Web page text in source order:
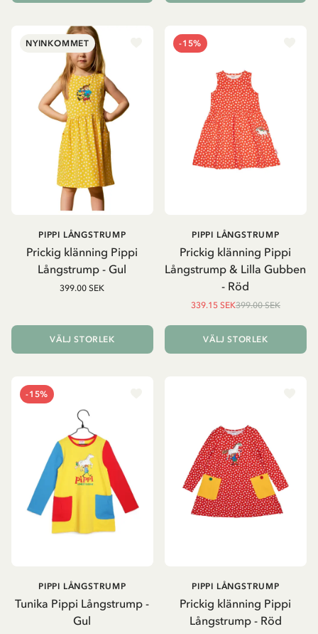
NYINKOMMET
Prickig klänning Pippi
Långstrump - Gul
PIPPI LÅNGSTRUMP
399.00 SEK
VÄLJ STORLEK
-15%
Prickig klänning Pippi
Långstrump & Lilla Gubben
- Röd
PIPPI LÅNGSTRUMP
339.15 SEK399.00 SEK
VÄLJ STORLEK
-15%
Tunika Pippi Långstrump -
Gul
PIPPI LÅNGSTRUMP
Prickig klänning Pippi
Långstrump - Röd
PIPPI LÅNGSTRUMP